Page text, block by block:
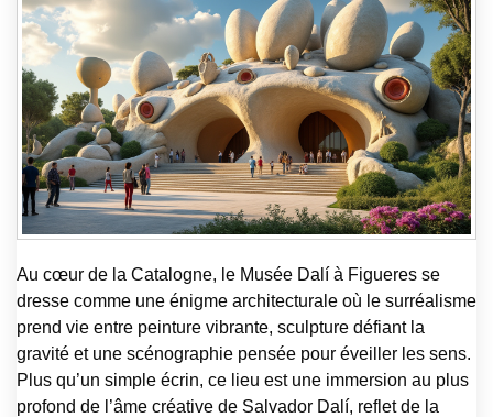
Au cœur de la Catalogne, le Musée Dalí à Figueres se
dresse comme une énigme architecturale où le surréalisme
prend vie entre peinture vibrante, sculpture défiant la
gravité et une scénographie pensée pour éveiller les sens.
Plus qu’un simple écrin, ce lieu est une immersion au plus
profond de l’âme créative de Salvador Dalí, reflet de la